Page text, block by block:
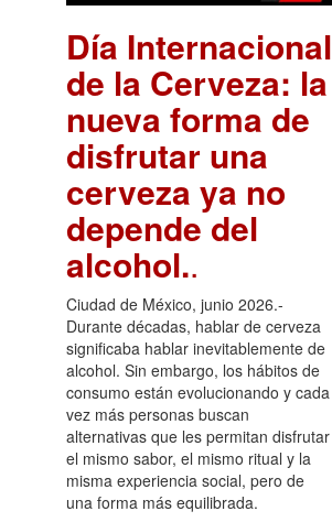
Día Internacional
de la Cerveza: la
nueva forma de
disfrutar una
cerveza ya no
depende del
alcohol..
Ciudad de México, junio 2026.-
Durante décadas, hablar de cerveza
significaba hablar inevitablemente de
alcohol. Sin embargo, los hábitos de
consumo están evolucionando y cada
vez más personas buscan
alternativas que les permitan disfrutar
el mismo sabor, el mismo ritual y la
misma experiencia social, pero de
una forma más equilibrada.